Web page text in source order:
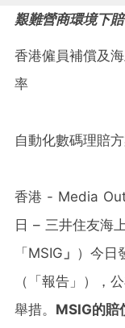
艱難營商環境下
香港僱員補償及
率
自動化數碼理賠
香港 - Media
日 – 三井住友海
「MSIG 」 ）今日
（「報告」），
舉措。 MSIG的賠